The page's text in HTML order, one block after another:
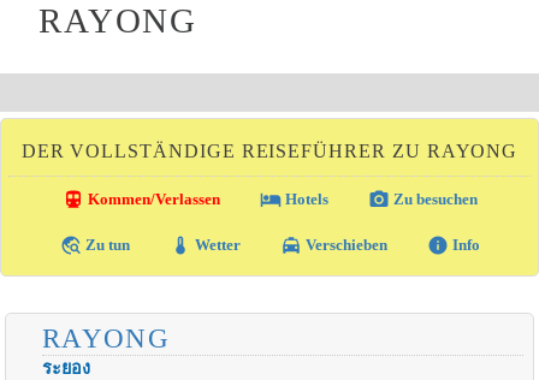
RAYONG
DER VOLLSTÄNDIGE REISEFÜHRER ZU RAYONG
directions_transit Kommen/Verlassen local_hotelHotels photo_camera Zu besuchen
travel_explore Zu tun thermostat Wetter local_taxi Verschieben info Info
RAYONG
ระยอง